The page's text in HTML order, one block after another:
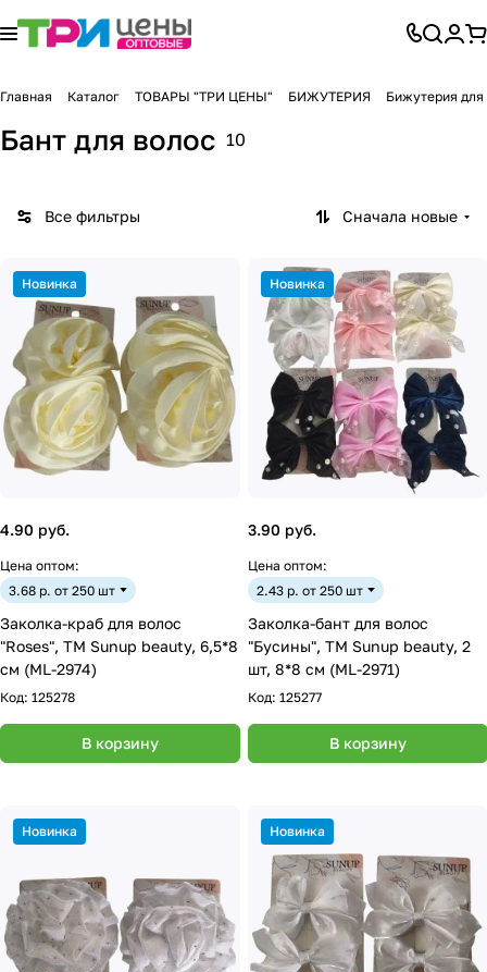
Главная Каталог ТОВАРЫ "ТРИ ЦЕНЫ" БИЖУТЕРИЯ Бижутерия для
Бант для волос 10
Все фильтры Сначала новые
Новинка
4.90 руб.
Цена оптом:
3.68 р. от 250 шт
Заколка-краб для волос
"Roses", ТМ Sunup beauty, 6,5*8
см (ML-2974)
Код: 125278
В корзину
Новинка
3.90 руб.
Цена оптом:
2.43 р. от 250 шт
Заколка-бант для волос
"Бусины", ТМ Sunup beauty, 2
шт, 8*8 см (ML-2971)
Код: 125277
В корзину
Новинка Новинка